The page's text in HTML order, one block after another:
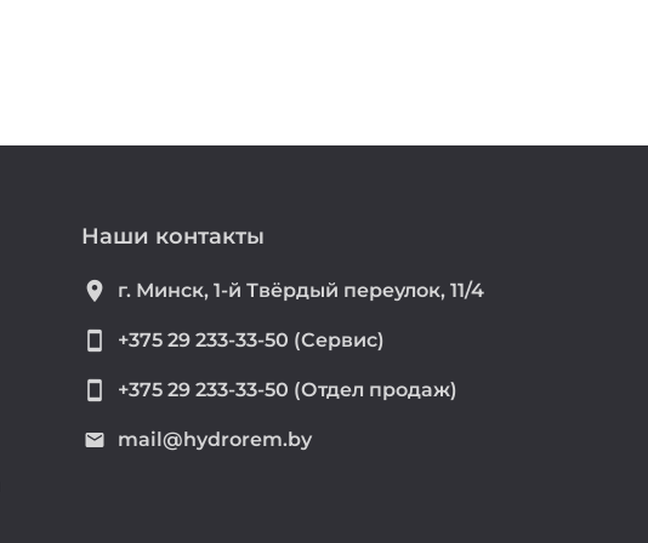
Наши контакты
location_on г. Минск, 1-й Твёрдый переулок, 11/4
smartphone +375 29 233-33-50 (Сервис)
smartphone +375 29 233-33-50 (Отдел продаж)
email mail@hydrorem.by